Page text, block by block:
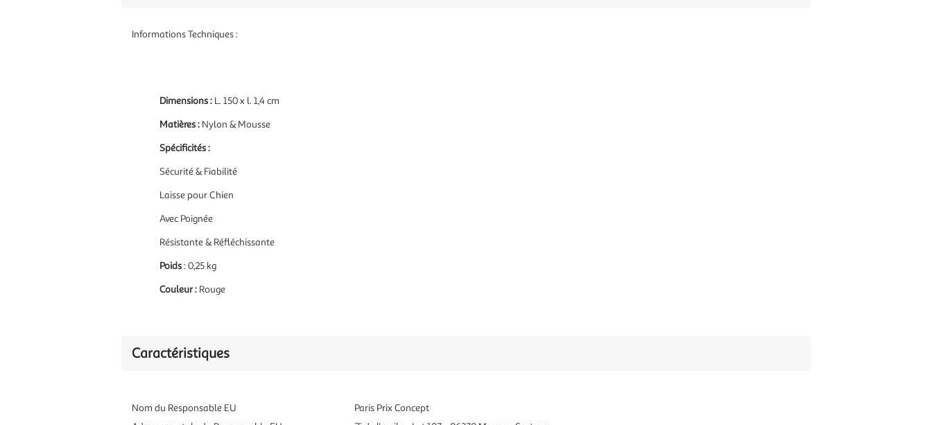
Informations Techniques :
Dimensions : L. 150 x l. 1,4 cm
Matières : Nylon & Mousse
Spécificités :
Sécurité & Fiabilité
Laisse pour Chien
Avec Poignée
Résistante & Réfléchissante
Poids: 0,25 kg
Couleur : Rouge
Caractéristiques
Nom du Responsable EU
Paris Prix Concept